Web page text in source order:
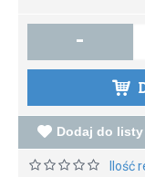
-
Dodaj do listy
Ilość